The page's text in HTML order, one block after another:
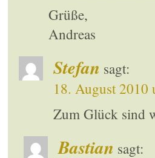
Grüße,
Andreas
Stefan sagt:
18. August
Zum Glück sind
Bastian sagt: